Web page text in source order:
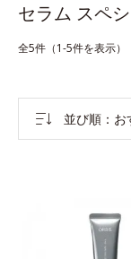
セラム スペ
全5件（1-5件を表示）
並び順 お